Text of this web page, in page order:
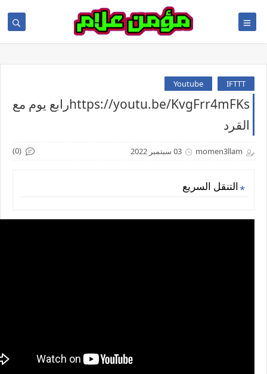
IFTTT
Youtube
https://youtu.be/KvgFrr4mFKsرابع يوم مع
القرد
momen3llam 03 سبتمبر 2022 (0)
التنقل السريع